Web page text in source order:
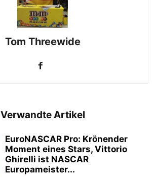
Tom Threewide
Verwandte Artikel
EuroNASCAR Pro: Krönender
Moment eines Stars, Vittorio
Ghirelli ist NASCAR
Europameister...